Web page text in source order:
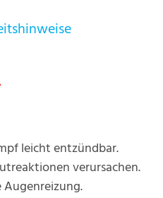
leicht entzündbar.
verursachen.
Augenreizung.